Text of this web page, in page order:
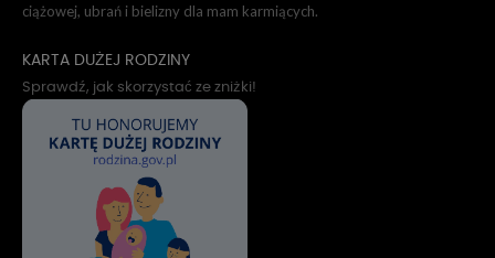
ciążowej, ubrań i bielizny dla mam karmiących.
KARTA DUŻEJ RODZINY
Sprawdź, jak skorzystać ze zniżki!